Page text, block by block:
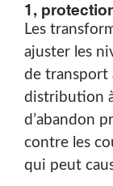
1,
Les
ajuster les
de transport
distribution
d’abandon
contre les
qui peut